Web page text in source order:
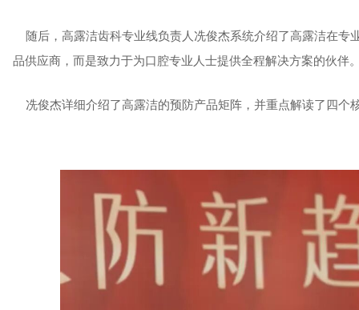
随后，高露洁齿科专业线负责人冼俊杰系统介绍了高露洁在专
品供应商，而是致力于为口腔专业人士提供全程解决方案的伙伴
冼俊杰详细介绍了高露洁的预防产品矩阵，并重点解读了四个